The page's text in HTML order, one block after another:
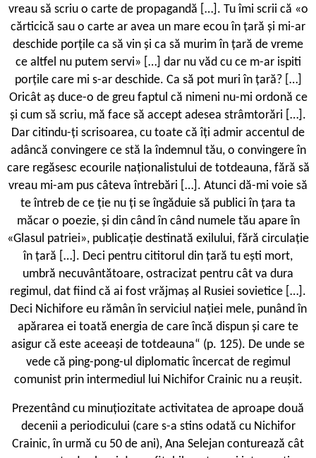
vreau să scriu o carte de propagandă […]. Tu îmi scrii că «o
cărticică sau o carte ar avea un mare ecou în țară și mi-ar
deschide porțile ca să vin și ca să murim în țară de vreme
ce altfel nu putem servi» […] dar nu văd cu ce m-ar ispiti
porțile care mi s-ar deschide. Ca să pot muri în țară? […]
Oricât aș duce-o de greu faptul că nimeni nu-mi ordonă ce
și cum să scriu, mă face să accept adesea strâmtorări […].
Dar citindu-ți scrisoarea, cu toate că îți admir accentul de
adâncă convingere ce stă la îndemnul tău, o convingere în
care regăsesc ecourile naționalistului de totdeauna, fără să
vreau mi-am pus câteva întrebări […]. Atunci dă-mi voie să
te întreb de ce ție nu ți se îngăduie să publici în țara ta
măcar o poezie, și din când în când numele tău apare în
«Glasul patriei», publicație destinată exilului, fără circulație
în țară […]. Deci pentru cititorul din țară tu ești mort,
umbră necuvântătoare, ostracizat pentru cât va dura
regimul, dat fiind că ai fost vrăjmaș al Rusiei sovietice […].
Deci Nichifore eu rămân în serviciul nației mele, punând în
apărarea ei toată energia de care încă dispun și care te
asigur că este aceeași de totdeauna“ (p. 125). De unde se
vede că ping-pong-ul diplomatic încercat de regimul
comunist prin intermediul lui Nichifor Crainic nu a reușit.
Prezentând cu minuțiozitate activitatea de aproape două
decenii a periodicului (care s-a stins odată cu Nichifor
Crainic, în urmă cu 50 de ani), Ana Selejan conturează cât